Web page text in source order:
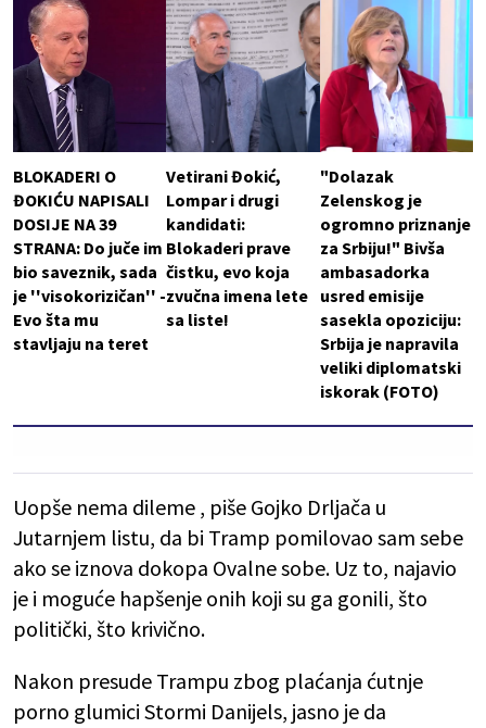
BLOKADERI O
ĐOKIĆU NAPISALI
DOSIJE NA 39
STRANA: Do juče im
bio saveznik, sada
je ''visokorizičan'' -
Evo šta mu
stavljaju na teret
Vetirani Đokić,
Lompar i drugi
kandidati:
Blokaderi prave
čistku, evo koja
zvučna imena lete
sa liste!
"Dolazak
Zelenskog je
ogromno priznanje
za Srbiju!" Bivša
ambasadorka
usred emisije
sasekla opoziciju:
Srbija je napravila
veliki diplomatski
iskorak (FOTO)
Uopše nema dileme , piše Gojko Drljača u
Jutarnjem listu, da bi Tramp pomilovao sam sebe
ako se iznova dokopa Ovalne sobe. Uz to, najavio
je i moguće hapšenje onih koji su ga gonili, što
politički, što krivično.
Nakon presude Trampu zbog plaćanja ćutnje
porno glumici Stormi Danijels, jasno je da